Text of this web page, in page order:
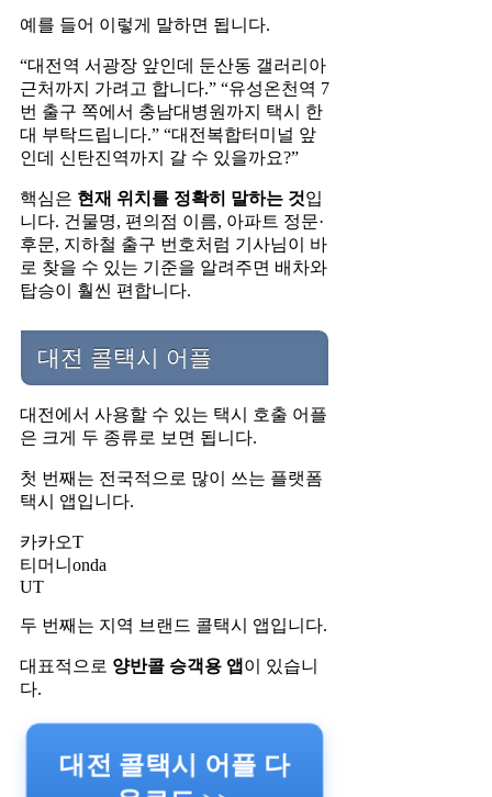
예를 들어 이렇게 말하면 됩니다.
“대전역 서광장 앞인데 둔산동 갤러리아
근처까지 가려고 합니다.” “유성온천역 7
번 출구 쪽에서 충남대병원까지 택시 한
대 부탁드립니다.” “대전복합터미널 앞
인데 신탄진역까지 갈 수 있을까요?”
핵심은 현재 위치를 정확히 말하는 것입
니다. 건물명, 편의점 이름, 아파트 정문·
후문, 지하철 출구 번호처럼 기사님이 바
로 찾을 수 있는 기준을 알려주면 배차와
탑승이 훨씬 편합니다.
대전 콜택시 어플
대전에서 사용할 수 있는 택시 호출 어플
은 크게 두 종류로 보면 됩니다.
첫 번째는 전국적으로 많이 쓰는 플랫폼
택시 앱입니다.
카카오T
티머니onda
UT
두 번째는 지역 브랜드 콜택시 앱입니다.
대표적으로 양반콜 승객용 앱 이 있습니
다.
대전 콜택시 어플 다